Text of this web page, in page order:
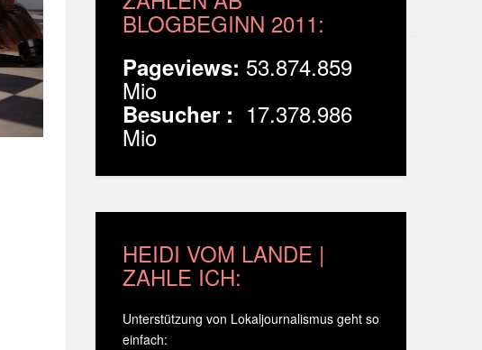
BLOGBEGINN 2011:
Pageviews: 53.874.859
Mio
Besucher : 17.378.986
Mio
HEIDI VOM LANDE |
ZAHLE ICH:
Unterstützung von Lokaljournalismus geht so
einfach: